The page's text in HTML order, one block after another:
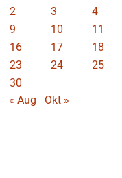
2
3 4
9
10 11
16
17 18
23
24 25
30
« Aug
Okt »